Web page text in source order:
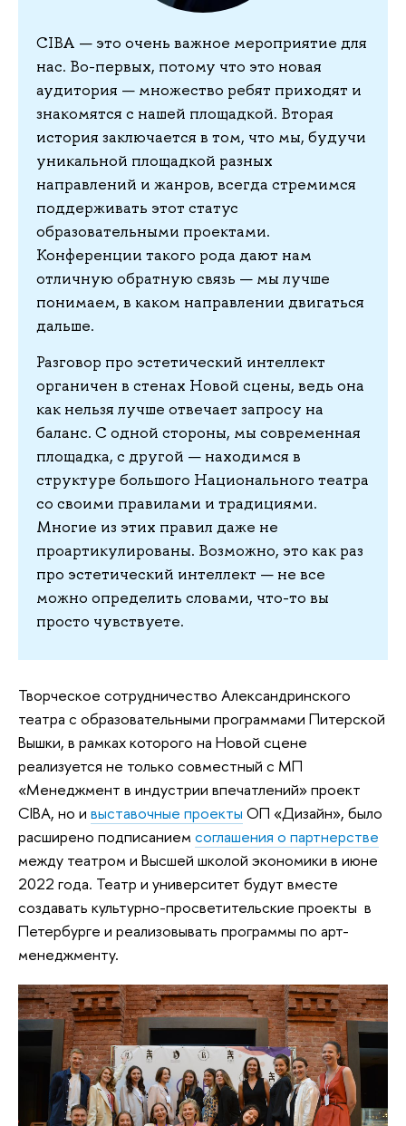
CIBA — это очень важное мероприятие для
нас. Во-первых, потому что это новая
аудитория — множество ребят приходят и
знакомятся с нашей площадкой. Вторая
история заключается в том, что мы, будучи
уникальной площадкой разных
направлений и жанров, всегда стремимся
поддерживать этот статус
образовательными проектами.
Конференции такого рода дают нам
отличную обратную связь — мы лучше
понимаем, в каком направлении двигаться
дальше.
Разговор про эстетический интеллект
органичен в стенах Новой сцены, ведь она
как нельзя лучше отвечает запросу на
баланс. С одной стороны, мы современная
площадка, с другой — находимся в
структуре большого Национального театра
со своими правилами и традициями.
Многие из этих правил даже не
проартикулированы. Возможно, это как раз
про эстетический интеллект — не все
можно определить словами, что-то вы
просто чувствуете.
Творческое сотрудничество Александринского
театра с образовательными программами Питерской
Вышки, в рамках которого на Новой сцене
реализуется не только совместный с МП
«Менеджмент в индустрии впечатлений» проект
CIBA, но и выставочные проекты ОП «Дизайн», было
расширено подписанием соглашения о партнерстве
между театром и Высшей школой экономики в июне
2022 года. Театр и университет будут вместе
создавать культурно-просветительские проекты в
Петербурге и реализовывать программы по арт-
менеджменту.